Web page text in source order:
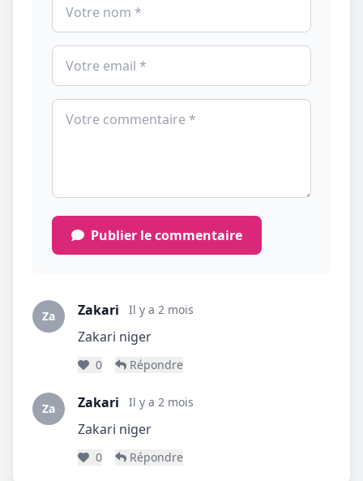
Publier le commentaire
Za Zakari Il y a 2 mois
Zakari niger
0 Répondre
Za Zakari Il y a 2 mois
Zakari niger
0 Répondre